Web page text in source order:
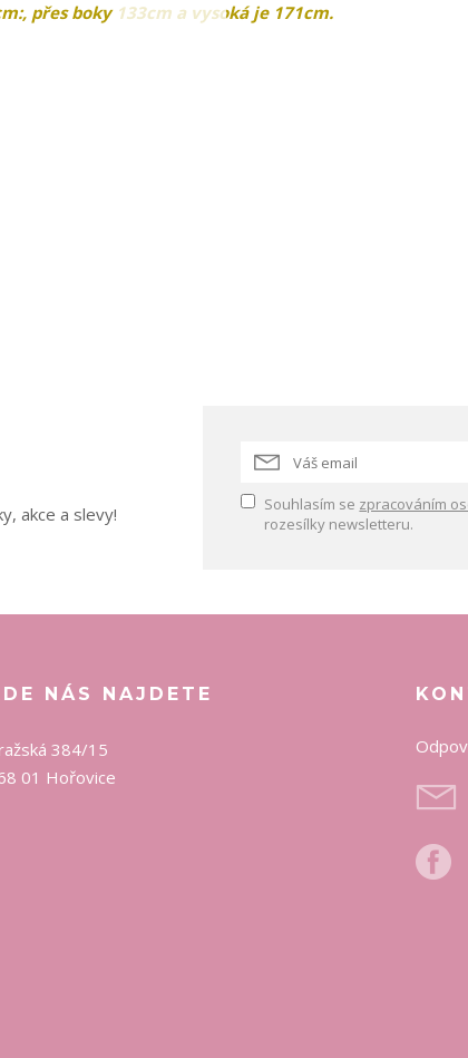
přes boky 133cm a vysoká je 171cm.
akce a slevy! Souhlasím se zpracováním
rozesílky newsletteru.
NÁS NAJDETE
384/15
01 Hořovice